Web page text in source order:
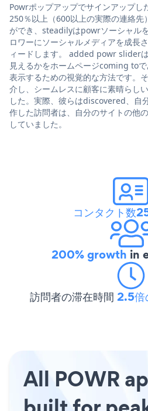
Powrポップアップでサインアップ
250％以上（600以上の実際の連絡先
ができ、steadilyはpowrソーシャル
ロワーにソーシャルメディアを成長
ィードします。 added powr slider
見えるかをホームページcoming to
表示するための視覚的な方法です。
介し、シームレスに顧客に素晴らし
した。実際、彼らはdiscovered、自
作した訪問者は、自分のサイトの他
していました。
コンタクト数
200% growth in
訪問者の滞在時間 2.5倍
All POWR